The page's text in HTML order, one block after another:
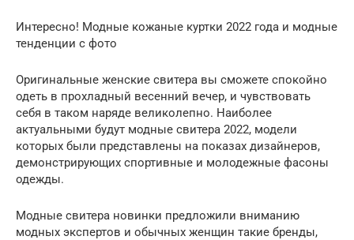
Интересно! Модные кожаные куртки 2022 года и модные
тенденции с фото
Оригинальные женские свитера вы сможете спокойно
одеть в прохладный весенний вечер, и чувствовать
себя в таком наряде великолепно. Наиболее
актуальными будут модные свитера 2022, модели
которых были представлены на показах дизайнеров,
демонстрирующих спортивные и молодежные фасоны
одежды.
Модные свитера новинки предложили вниманию
модных экспертов и обычных женщин такие бренды,